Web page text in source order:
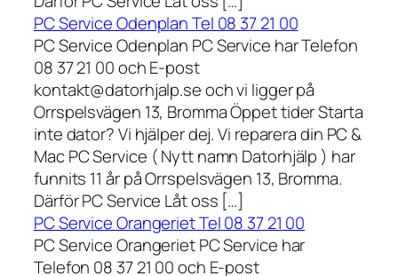
PC Service Odenplan Tel 08 37 21 00
PC Service Odenplan PC Service har Telefon
08 37 21 00 och E-post
kontakt@datorhjalp.se och vi ligger på
Orrspelsvägen 13, Bromma Öppet tider Starta
inte dator? Vi hjälper dej. Vi reparera din PC &
Mac PC Service ( Nytt namn Datorhjälp ) har
funnits 11 år på Orrspelsvägen 13, Bromma.
Därför PC Service Låt oss […]
PC Service Orangeriet Tel 08 37 21 00
PC Service Orangeriet PC Service har
Telefon 08 37 21 00 och E-post